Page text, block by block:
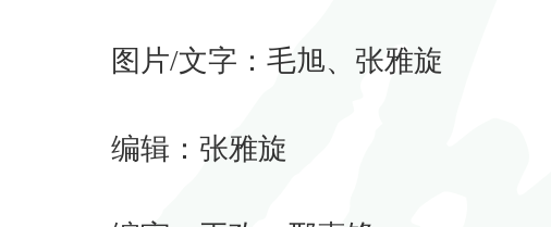
图片/文字：毛旭、张雅旋
编辑：张雅旋